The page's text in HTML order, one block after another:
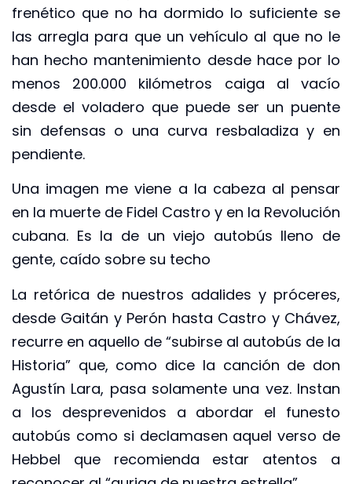
frenético que no ha dormido lo suficiente se
las arregla para que un vehículo al que no le
han hecho mantenimiento desde hace por lo
menos 200.000 kilómetros caiga al vacío
desde el voladero que puede ser un puente
sin defensas o una curva resbaladiza y en
pendiente.
Una imagen me viene a la cabeza al pensar
en la muerte de Fidel Castro y en la Revolución
cubana. Es la de un viejo autobús lleno de
gente, caído sobre su techo
La retórica de nuestros adalides y próceres,
desde Gaitán y Perón hasta Castro y Chávez,
recurre en aquello de “subirse al autobús de la
Historia” que, como dice la canción de don
Agustín Lara, pasa solamente una vez. Instan
a los desprevenidos a abordar el funesto
autobús como si declamasen aquel verso de
Hebbel que recomienda estar atentos a